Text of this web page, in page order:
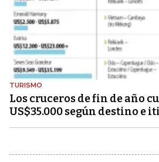
TURISMO
Los cruceros de fin de año
US$35.000 según destino e